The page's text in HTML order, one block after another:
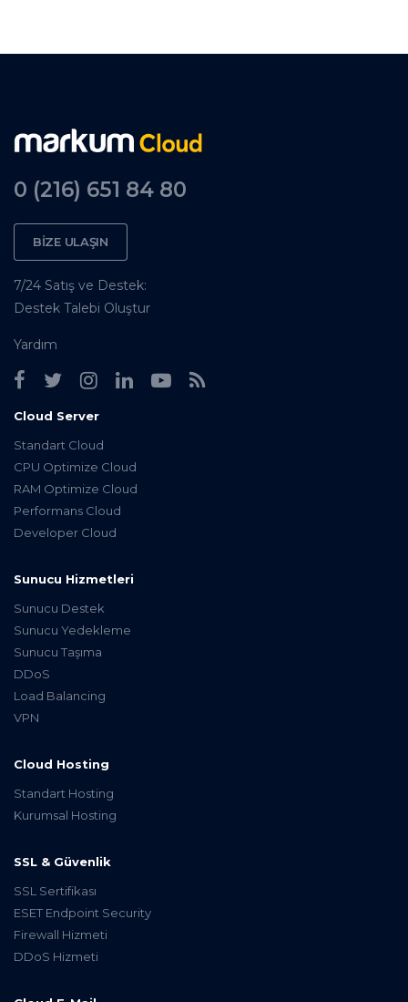
0 (216) 651 84 80
BİZE ULAŞIN
7/24 Satış ve Destek:
Destek Talebi Oluştur
Yardım
Cloud Server
Standart Cloud
CPU Optimize Cloud
RAM Optimize Cloud
Performans Cloud
Developer Cloud
Sunucu Hizmetleri
Sunucu Destek
Sunucu Yedekleme
Sunucu Taşıma
DDoS
Load Balancing
VPN
Cloud Hosting
Standart Hosting
Kurumsal Hosting
SSL & Güvenlik
SSL Sertifikası
ESET Endpoint Security
Firewall Hizmeti
DDoS Hizmeti